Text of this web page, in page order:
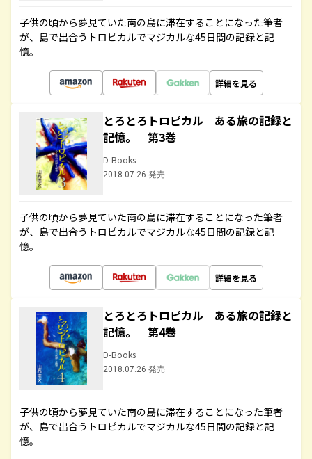
子供の頃から夢見ていた南の島に滞在することになった筆者
が、島で出合うトロピカルでマジカルな45日間の記録と記
憶。
詳細を見る
とろとろトロピカル ある旅の記録と
記憶。 第3巻
D-Books
2018.07.26 発売
子供の頃から夢見ていた南の島に滞在することになった筆者
が、島で出合うトロピカルでマジカルな45日間の記録と記
憶。
詳細を見る
とろとろトロピカル ある旅の記録と
記憶。 第4巻
D-Books
2018.07.26 発売
子供の頃から夢見ていた南の島に滞在することになった筆者
が、島で出合うトロピカルでマジカルな45日間の記録と記
憶。